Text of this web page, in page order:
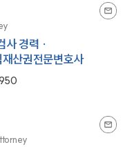
사 경력 ·
산권전문변호사